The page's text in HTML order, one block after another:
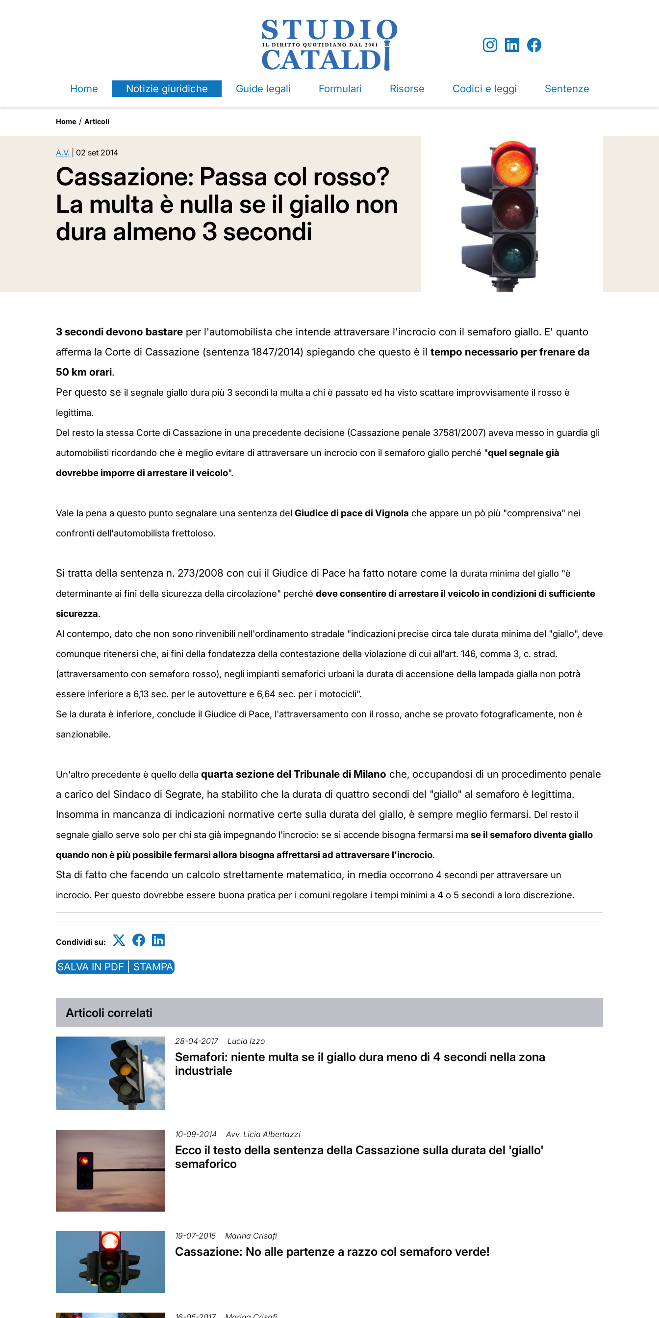
Home Notizie giuridiche Guide legali Formulari Risorse Codici e leggi Sentenze
Home Articoli
A.V. 02 set 2014
Cassazione: Passa col rosso?
La multa è nulla se il giallo non
dura almeno 3 secondi
3 secondi devono bastare per l'automobilista che intende attraversare l'incrocio con il semaforo giallo. E' quanto
afferma la Corte di Cassazione (sentenza 1847/2014) spiegando che questo è il tempo necessario per frenare da
50 km orari.
Per questo se il segnale giallo dura più 3 secondi la multa a chi è passato ed ha visto scattare improvvisamente il rosso è
legittima.
Del resto la stessa Corte di Cassazione in una precedente decisione (Cassazione penale 37581/2007) aveva messo in guardia gli
automobilisti ricordando che è meglio evitare di attraversare un incrocio con il semaforo giallo perché "quel segnale già
dovrebbe imporre di arrestare il veicolo".
Vale la pena a questo punto segnalare una sentenza del Giudice di pace di Vignola che appare un pò più "comprensiva" nei
confronti dell'automobilista frettoloso.
Si tratta della sentenza n. 273/2008 con cui il Giudice di Pace ha fatto notare come la durata minima del giallo "è
determinante ai fini della sicurezza della circolazione" perché deve consentire di arrestare il veicolo in condizioni di sufficiente
sicurezza.
Al contempo, dato che non sono rinvenibili nell'ordinamento stradale "indicazioni precise circa tale durata minima del "giallo", deve
comunque ritenersi che, ai fini della fondatezza della contestazione della violazione di cui all'art. 146, comma 3, c. strad.
(attraversamento con semaforo rosso), negli impianti semaforici urbani la durata di accensione della lampada gialla non potrà
essere inferiore a 6,13 sec. per le autovetture e 6,64 sec. per i motocicli".
Se la durata è inferiore, conclude il Giudice di Pace, l'attraversamento con il rosso, anche se provato fotograficamente, non è
sanzionabile.
Un'altro precedente è quello della quarta sezione del Tribunale di Milano che, occupandosi di un procedimento penale
a carico del Sindaco di Segrate, ha stabilito che la durata di quattro secondi del "giallo" al semaforo è legittima.
Insomma in mancanza di indicazioni normative certe sulla durata del giallo, è sempre meglio fermarsi. Del resto il
segnale giallo serve solo per chi sta già impegnando l'incrocio: se si accende bisogna fermarsi ma se il semaforo diventa giallo
quando non è più possibile fermarsi allora bisogna affrettarsi ad attraversare l'incrocio.
Sta di fatto che facendo un calcolo strettamente matematico, in media occorrono 4 secondi per attraversare un
incrocio. Per questo dovrebbe essere buona pratica per i comuni regolare i tempi minimi a 4 o 5 secondi a loro discrezione.
Condividi su:
SALVA IN PDF | STAMPA
Articoli correlati
28-04-2017 Lucia Izzo
Semafori: niente multa se il giallo dura meno di 4 secondi nella zona
industriale
10-09-2014 Avv. Licia Albertazzi
Ecco il testo della sentenza della Cassazione sulla durata del 'giallo'
semaforico
19-07-2015 Marina Crisafi
Cassazione: No alle partenze a razzo col semaforo verde!